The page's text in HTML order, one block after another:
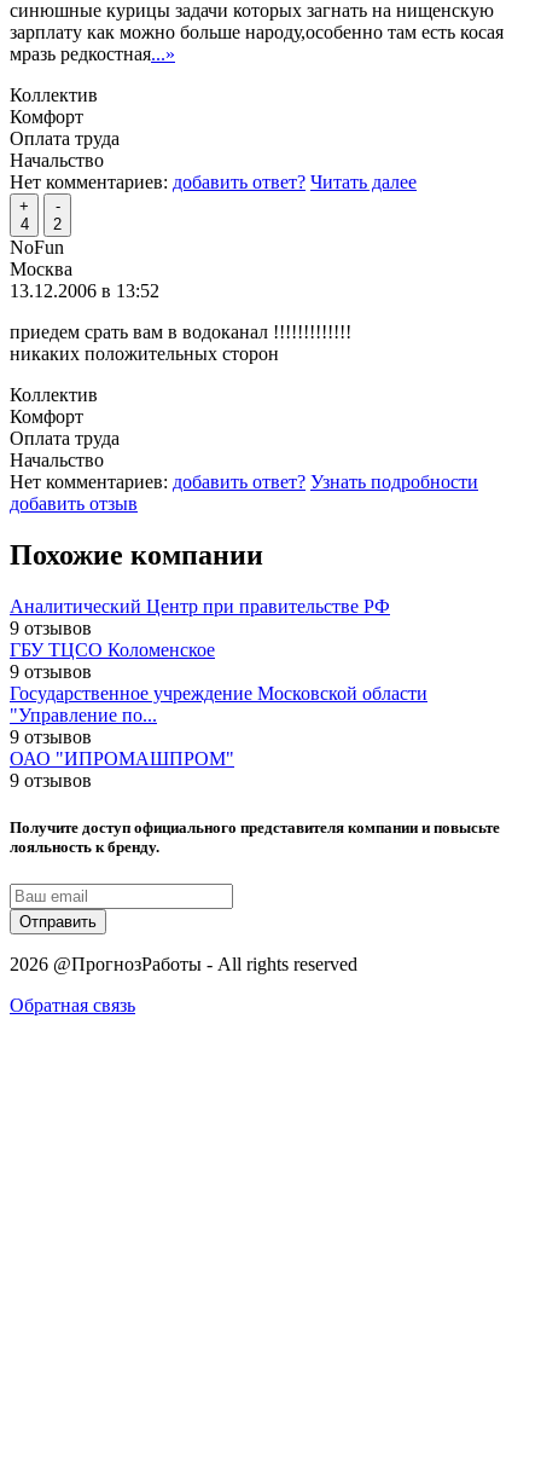
синюшные курицы задачи которых загнать на нищенскую
зарплату как можно больше народу,особенно там есть косая
мразь редкостная...»
Коллектив
Комфорт
Оплата труда
Начальство
Нет комментариев: добавить ответ? Читать далее
+
4
-
2
NoFun
Москва
13.12.2006 в 13:52
приедем срать вам в водоканал !!!!!!!!!!!!!
никаких положительных сторон
Коллектив
Комфорт
Оплата труда
Начальство
Нет комментариев: добавить ответ? Узнать подробности
добавить отзыв
Похожие компании
Аналитический Центр при правительстве РФ
9 отзывов
ГБУ ТЦСО Коломенское
9 отзывов
Государственное учреждение Московской области
"Управление по...
9 отзывов
ОАО "ИПРОМАШПРОМ"
9 отзывов
Получите доступ официального представителя компании и повысьте
лояльность к бренду.
Отправить
2026 @ПрогнозРаботы - All rights reserved
Обратная связь